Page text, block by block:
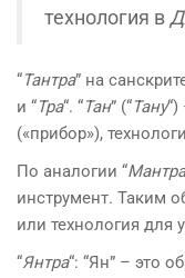
технология в
“Тантра” на
и “Тра“. “Тан” (“Тану“)
(«прибор»),
По аналогии “Мантра
инструмент. Таким
или технология для
“Янтра“: “Ян” – это